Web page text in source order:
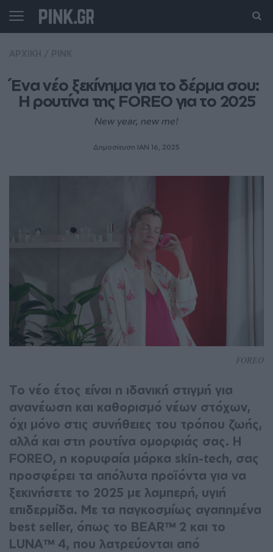
Ένα νέο ξεκίνημα για το δέρμα σου:
Η ρουτίνα της FOREO για το 2025
New year, new me!
Δημοσίευση ΙΑΝ 16, 2025
FOREO
Το νέο έτος είναι η ιδανική στιγμή για
ανανέωση και καθορισμό νέων στόχων,
όχι μόνο στις συνήθειες του τρόπου ζωής,
αλλά και στη ρουτίνα ομορφιάς σας. Η
FOREO, η κορυφαία μάρκα skin-tech, σας
προσφέρει τα απόλυτα προϊόντα για να
ξεκινήσετε το 2025 με λαμπερή, υγιή
επιδερμίδα. Με τα παγκοσμίως αγαπημένα
best seller, όπως το BEAR™ 2 και το
LUNA™ 4, που λατρεύονται από